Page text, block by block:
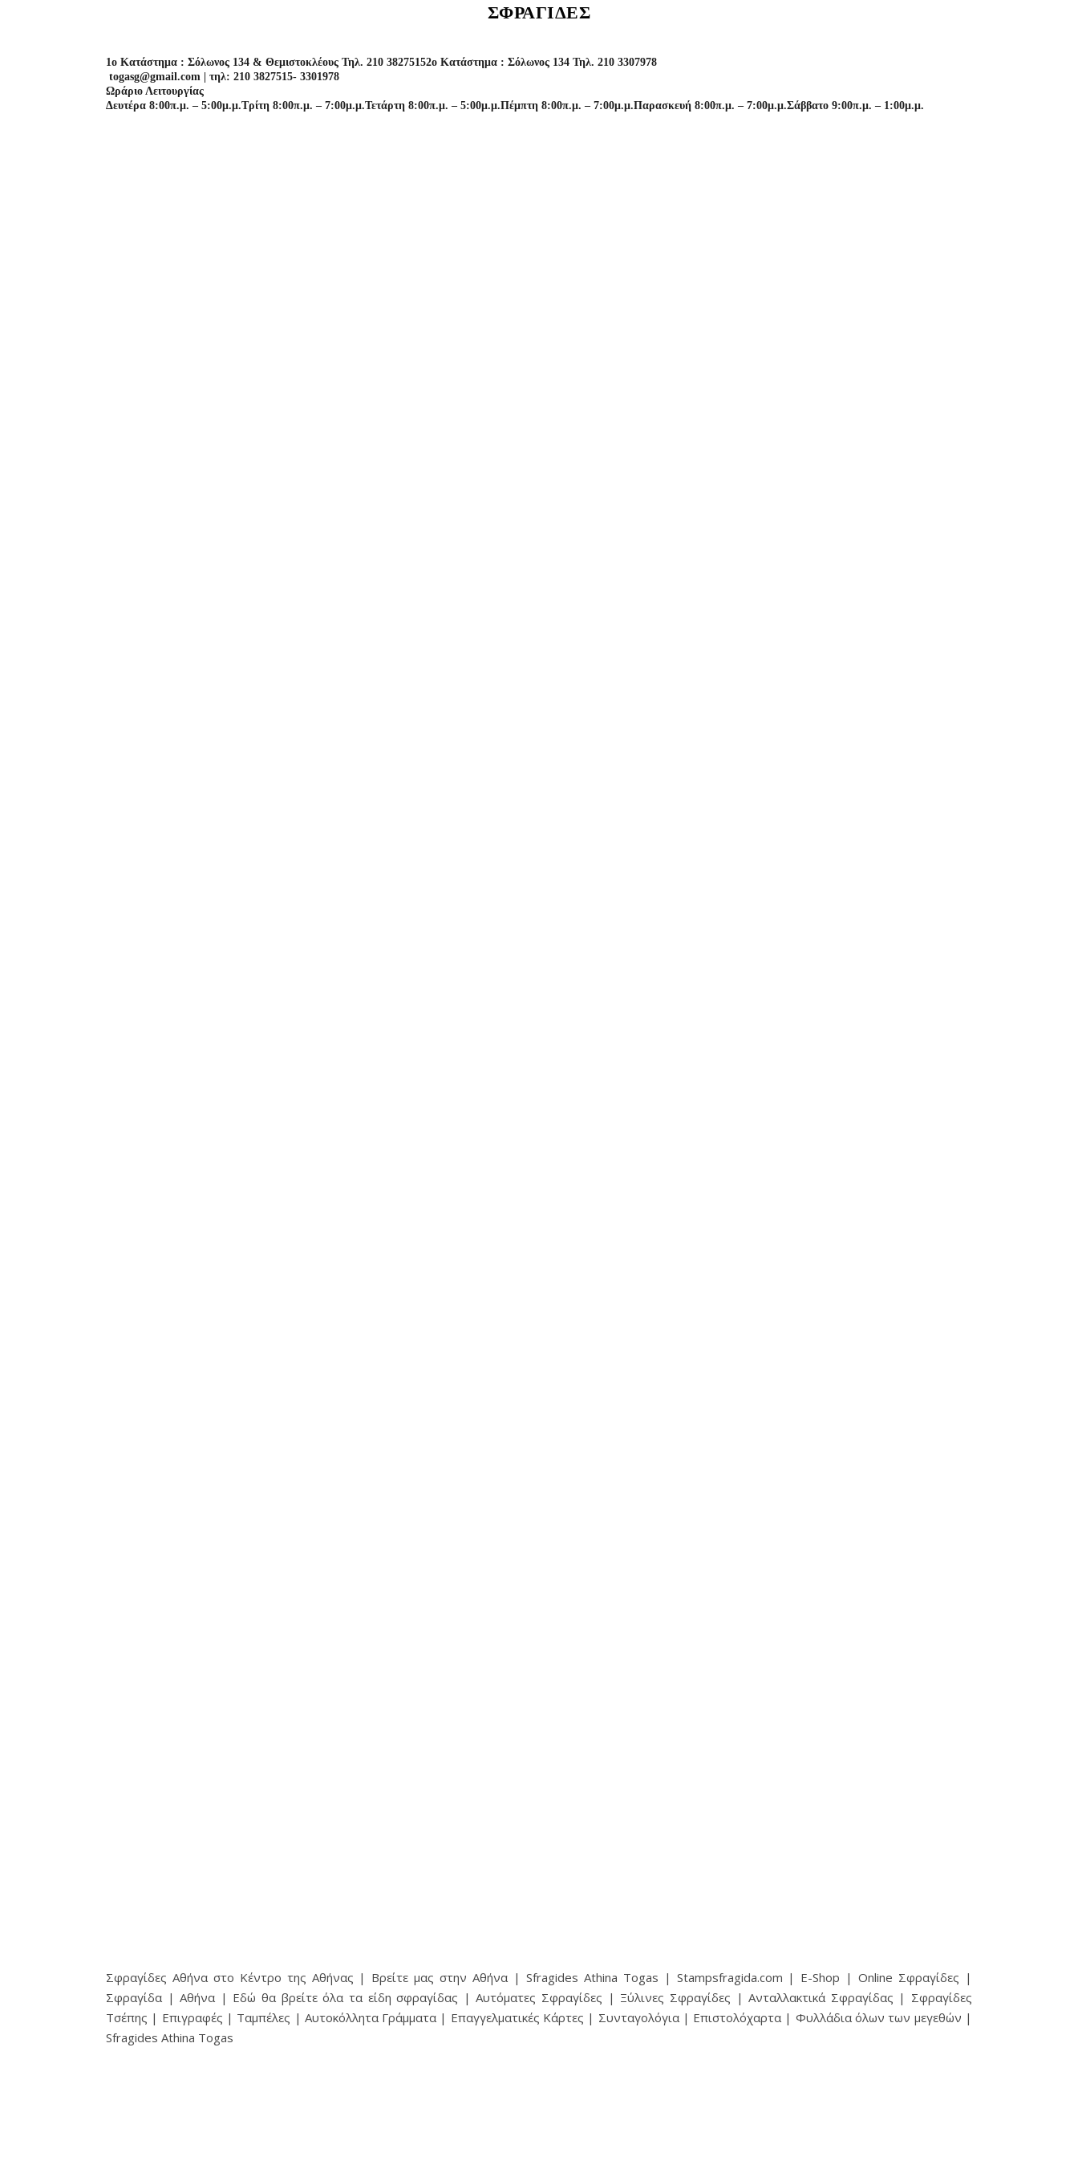
ΣΦΡΑΓΊΔΕΣ
1o Κατάστημα : Σόλωνος 134 & Θεμιστοκλέους Τηλ. 210 38275152o Κατάστημα : Σόλωνος 134 Τηλ. 210 3307978
togasg@gmail.com | τηλ: 210 3827515- 3301978
Ωράριο Λειτουργίας
Δευτέρα 8:00π.μ. – 5:00μ.μ.Τρίτη 8:00π.μ. – 7:00μ.μ.Τετάρτη 8:00π.μ. – 5:00μ.μ.Πέμπτη 8:00π.μ. – 7:00μ.μ.Παρασκευή 8:00π.μ. – 7:00μ.μ.Σάββατο 9:00π.μ. – 1:00μ.μ.
Σφραγίδες Αθήνα στο Κέντρο της Αθήνας | Βρείτε μας στην Αθήνα | Sfragides Athina Togas | Stampsfragida.com | E-Shop | Online Σφραγίδες |
Σφραγίδα | Αθήνα | Εδώ θα βρείτε όλα τα είδη σφραγίδας | Αυτόματες Σφραγίδες | Ξύλινες Σφραγίδες | Ανταλλακτικά Σφραγίδας | Σφραγίδες
Τσέπης | Επιγραφές | Ταμπέλες | Αυτοκόλλητα Γράμματα | Επαγγελματικές Κάρτες | Συνταγολόγια | Επιστολόχαρτα | Φυλλάδια όλων των μεγεθών |
Sfragides Athina Togas